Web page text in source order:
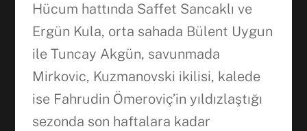
Hücum hattında Saffet Sancaklı ve
Ergün Kula, orta sahada Bülent Uygun
ile Tuncay Akgün, savunmada
Mirkovic, Kuzmanovski ikilisi, kalede
ise Fahrudin Ömeroviç’in yıldızlaştığı
sezonda son haftalara kadar